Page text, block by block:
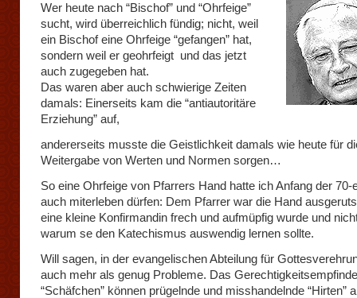
Wer heute nach “Bischof” und “Ohrfeige”
sucht, wird überreichlich fündig; nicht, weil
ein Bischof eine Ohrfeige “gefangen” hat,
sondern weil er geohrfeigt und das jetzt
auch zugegeben hat.
Das waren aber auch schwierige Zeiten
damals: Einerseits kam die “antiautoritäre
Erziehung” auf,
andererseits musste die Geistlichkeit damals wie heute für
Weitergabe von Werten und Normen sorgen…
So eine Ohrfeige von Pfarrers Hand hatte ich Anfang der 70-
auch miterleben dürfen: Dem Pfarrer war die Hand
eine kleine Konfirmandin frech und aufmüpfig wurde und
warum se den Katechismus auswendig lernen sollte.
Will sagen, in der evangelischen Abteilung für
auch mehr als genug Probleme. Das
“Schäfchen” können prügelnde und misshandelnde “Hirten”